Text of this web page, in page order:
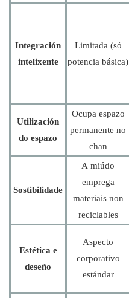
Integración
intelixente
Limitada (só
potencia básica)
Utilización
do espazo
Ocupa espazo
permanente no
chan
Sostibilidade
A miúdo
emprega
materiais non
reciclables
Estética e
deseño
Aspecto
corporativo
estándar